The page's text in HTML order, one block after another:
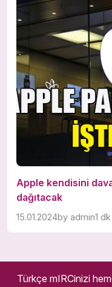
Apple kendisini
dağıtacak
15.01.2024by admin1
Türkçe mIRCinizi